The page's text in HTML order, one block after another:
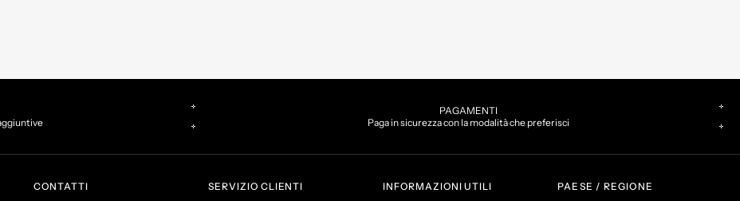
PAGAMENTI
Paga in sicurezza con la modalità che preferisci
CONTATTI SERVIZIO CLIENTI INFORMAZIONI UTILI PAESE / REGIONE